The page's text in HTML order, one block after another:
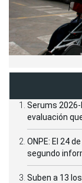
Serums
evaluación
ONPE: El 24
segundo
Suben a 13